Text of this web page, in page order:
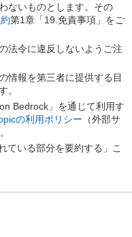
ないものとします。その
第1章「19.免責事項」をご
法令に違反しないようご注
情報を第三者に提供する目
。
Bedrock」を通じて利用す
の利用ポリシー （外部サ
ている部分を要約する」こ